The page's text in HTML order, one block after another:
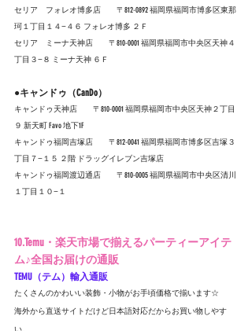
セリア　フォレオ博多店　　〒812-0892 福岡県福岡市博多区東那
珂１丁目１４−４６ フォレオ博多 ２Ｆ
セリア　ミーナ天神店　　〒810-0001 福岡県福岡市中央区天神４
丁目３−８ ミーナ天神 ６Ｆ
●キャンドゥ（CanDo）
キャンドゥ天神店　　〒810-0001 福岡県福岡市中央区天神２丁目
９ 新天町 Favo 地下1F
キャンドゥ福岡吉塚店　　〒812-0041 福岡県福岡市博多区吉塚３
丁目７−１５ ２階 ドラッグイレブン吉塚店
キャンドゥ福岡渡辺通店　　〒810-0005 福岡県福岡市中央区清川
１丁目１０−１
10.Temu・楽天市場で揃えるパーティーアイテ
ム♪全国お届けの通販
TEMU（テム）輸入通販
たくさんのかわいい装飾・小物がお手頃価格で揃います☆
海外から直送サイトだけど日本語対応だからお買い物しやす